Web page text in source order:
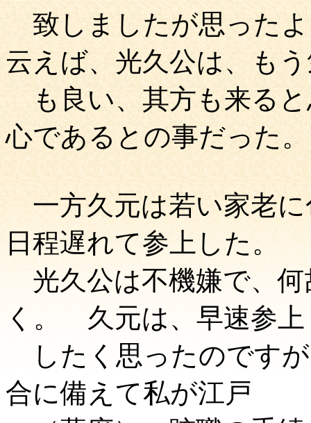
致しましたが思ったよ
云えば、光久公は、も
も良い、其方も来ると
心であるとの事だった。
一方久元は若い家老に
日程遅れて参上した。
光久公は不機嫌で、
く。 久元は、早速参上
したく思ったのです
合に備えて私が江戸